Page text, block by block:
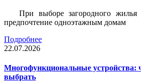
При выборе загородного
предпочтение одноэтажным домам
Подробнее
22.07.2026
Многофункциональные устройства:
выбрать